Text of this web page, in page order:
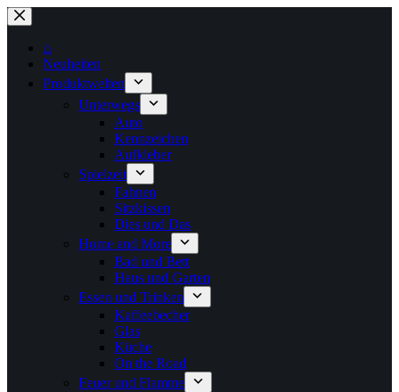
Zum
Inhalt
springen
⌂
Neuheiten
Produktwelten
Unterwegs
Auto
Kennzeichen
Aufkleber
Spielzeit
Fahnen
Sitzkissen
Dies und Das
Home and More
Bad und Bett
Haus und Garten
Essen und Trinken
Kaffeebecher
Glas
Küche
On the Road
Feuer und Flamme